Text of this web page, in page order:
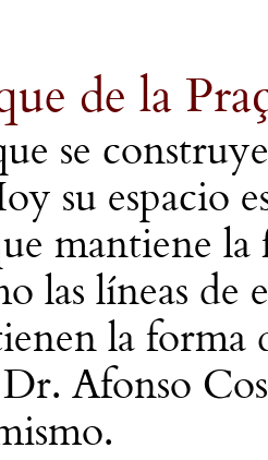
de la
se
su espacio
mantiene
las líneas
la forma
Afonso